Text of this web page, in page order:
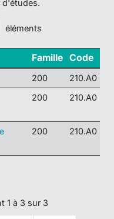
d'études.
éléments
Famille Code
200
210.A0
200 210.A0
200 210.A0
1 à 3 sur 3